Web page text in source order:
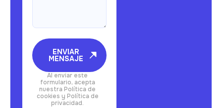
ENVIAR
MENSAJE
Al enviar este
formulario, acepta
nuestra Política de
cookies y Política de
privacidad.